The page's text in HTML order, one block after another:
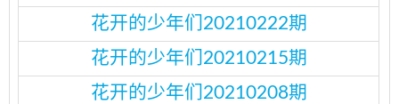
花开的少年们20210222期
花开的少年们20210215期
花开的少年们20210208期